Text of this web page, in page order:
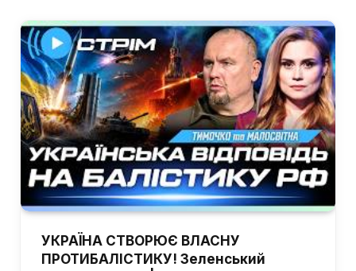
УКРАЇНА СТВОРЮЄ ВЛАСНУ
ПРОТИБАЛІСТИКУ! Зеленський